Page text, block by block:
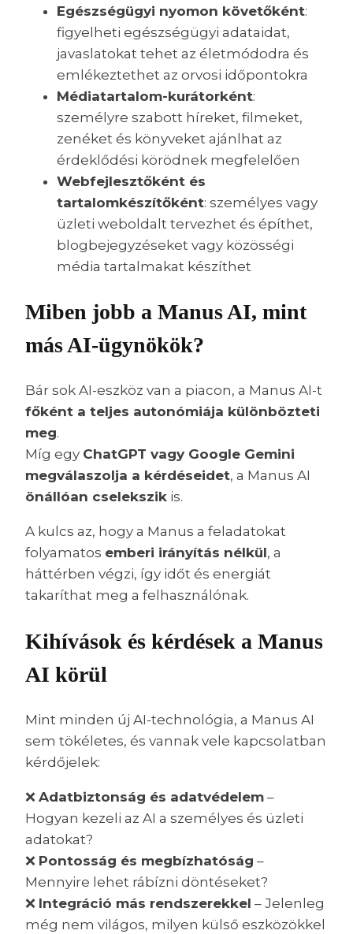
Egészségügyi nyomon követőként:
figyelheti egészségügyi adataidat,
javaslatokat tehet az életmódodra és
emlékeztethet az orvosi időpontokra
Médiatartalom-kurátorként:
személyre szabott híreket, filmeket,
zenéket és könyveket ajánlhat az
érdeklődési körödnek megfelelően
Webfejlesztőként és
tartalomkészítőként: személyes vagy
üzleti weboldalt tervezhet és építhet,
blogbejegyzéseket vagy közösségi
média tartalmakat készíthet
Miben jobb a Manus AI, mint
más AI-ügynökök?
Bár sok AI-eszköz van a piacon, a Manus AI-t
főként a teljes autonómiája különbözteti
meg.
Míg egy ChatGPT vagy Google Gemini
megválaszolja a kérdéseidet, a Manus AI
önállóan cselekszik is.
A kulcs az, hogy a Manus a feladatokat
folyamatos emberi irányítás nélkül, a
háttérben végzi, így időt és energiát
takaríthat meg a felhasználónak.
Kihívások és kérdések a Manus
AI körül
Mint minden új AI-technológia, a Manus AI
sem tökéletes, és vannak vele kapcsolatban
kérdőjelek:
❌ Adatbiztonság és adatvédelem –
Hogyan kezeli az AI a személyes és üzleti
adatokat?
❌ Pontosság és megbízhatóság –
Mennyire lehet rábízni döntéseket?
❌ Integráció más rendszerekkel – Jelenleg
még nem világos, milyen külső eszközökkel